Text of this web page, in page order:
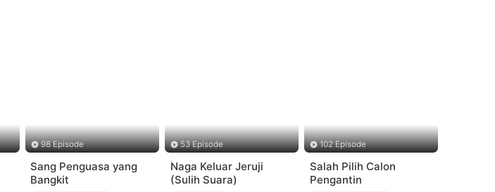
98 Episode
Sang Penguasa yang
Bangkit
53 Episode
Naga Keluar Jeruji
(Sulih Suara)
102 Episode
Salah Pilih Calon
Pengantin